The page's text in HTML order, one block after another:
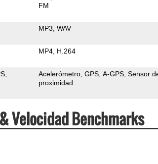
FM
MP3 WAV
MP4 H.264
Acelerómetro GPS A-GPS Sensor
proximidad
Velocidad Benchmarks